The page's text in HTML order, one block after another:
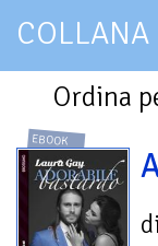
Ordina
EBOOK
di